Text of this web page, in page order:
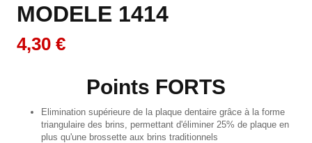
MODELE 1414
4,30 €
Points FORTS
Elimination supérieure de la plaque dentaire grâce à la forme
triangulaire des brins, permettant d'éliminer 25% de plaque en
plus qu'une brossette aux brins traditionnels